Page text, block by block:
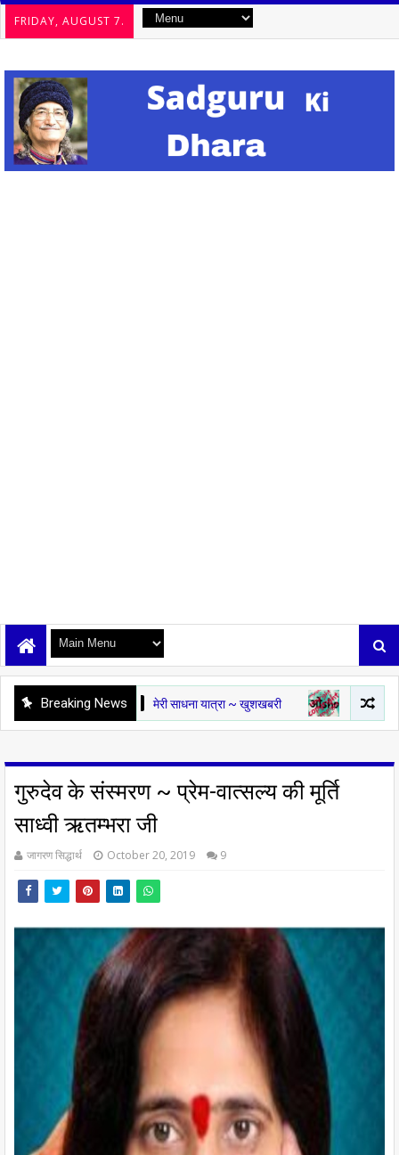
FRIDAY, AUGUST 7.
Breaking News
YATRA मेरी साधना यात्रा ~ खुशखबरी OSHO KI PUKAR ओशो की
गुरुदेव के संस्मरण ~ प्रेम-वात्सल्य की मूर्ति
साध्वी ऋतम्भरा जी
जागरण सिद्धार्थ October 20, 2019 9